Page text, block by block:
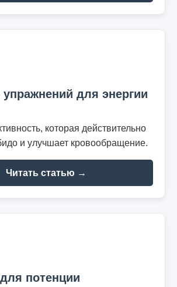
для энергии
которая действительно
и улучшает кровообращение.
Читать статью →
потенции